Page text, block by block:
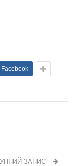
Facebook
ЗАПИС